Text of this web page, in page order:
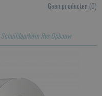
Geen producten (0)
Schuifdeurkom Rvs Opbouw